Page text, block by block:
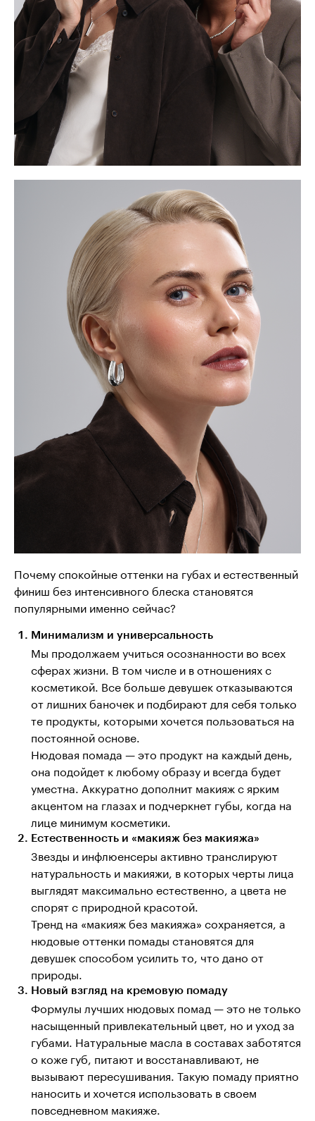
Почему спокойные оттенки на губах и естественный
финиш без интенсивного блеска становятся
популярными именно сейчас?
Минимализм и универсальность
Мы продолжаем учиться осознанности во всех
сферах жизни. В том числе и в отношениях с
косметикой. Все больше девушек отказываются
от лишних баночек и подбирают для себя только
те продукты, которыми хочется пользоваться на
постоянной основе.
Нюдовая помада — это продукт на каждый день,
она подойдет к любому образу и всегда будет
уместна. Аккуратно дополнит макияж с ярким
акцентом на глазах и подчеркнет губы, когда на
лице минимум косметики.
Естественность и «макияж без макияжа»
Звезды и инфлюенсеры активно транслируют
натуральность и макияжи, в которых черты лица
выглядят максимально естественно, а цвета не
спорят с природной красотой.
Тренд на «макияж без макияжа» сохраняется, а
нюдовые оттенки помады становятся для
девушек способом усилить то, что дано от
природы.
Новый взгляд на кремовую помаду
Формулы лучших нюдовых помад — это не только
насыщенный привлекательный цвет, но и уход за
губами. Натуральные масла в составах заботятся
о коже губ, питают и восстанавливают, не
вызывают пересушивания. Такую помаду приятно
наносить и хочется использовать в своем
повседневном макияже.